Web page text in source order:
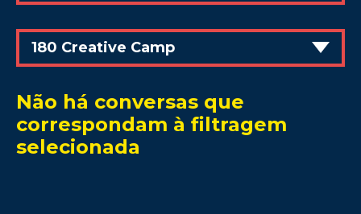
180 Creative Camp
Não há conversas que
correspondam à filtragem
selecionada